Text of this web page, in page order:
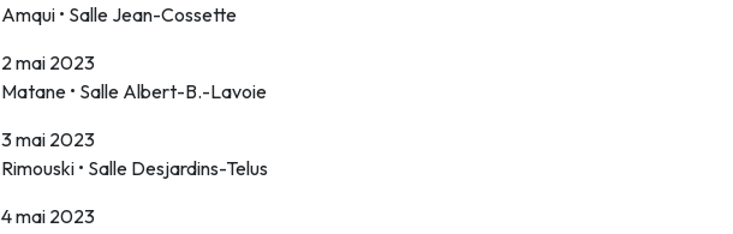
Amqui • Salle Jean-Cossette
2 mai 2023
Matane • Salle Albert-B.-Lavoie
3 mai 2023
Rimouski • Salle Desjardins-Telus
4 mai 2023